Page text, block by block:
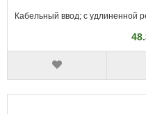
Кабельный ввод; с удлиненной